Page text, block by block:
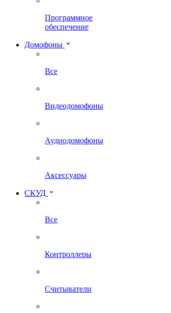
Программное
обеспечение
Домофоны
Все
Видеодомофоны
Аудиодомофоны
Аксессуары
СКУД
Все
Контроллеры
Считыватели